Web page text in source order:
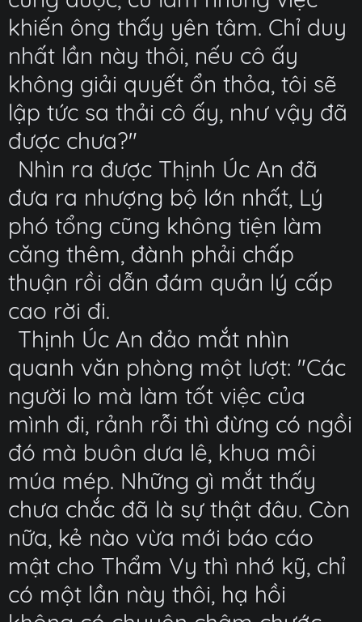
khiến ông thấy yên tâm. Chỉ duy
nhất lần này thôi, nếu cô ấy
không giải quyết ổn thỏa, tôi sẽ
lập tức sa thải cô ấy, như vậy đã
được chưa?"
Nhìn ra được Thịnh Úc An đã
đưa ra nhượng bộ lớn nhất, Lý
phó tổng cũng không tiện làm
căng thêm, đành phải chấp
thuận rồi dẫn đám quản lý cấp
cao rời đi.
Thịnh Úc An đảo mắt nhìn
quanh văn phòng một lượt: "Các
người lo mà làm tốt việc của
mình đi, rảnh rỗi thì đừng có ngồi
đó mà buôn dưa lê, khua môi
múa mép. Những gì mắt thấy
chưa chắc đã là sự thật đâu. Còn
nữa, kẻ nào vừa mới báo cáo
mật cho Thẩm Vy thì nhớ kỹ, chỉ
có một lần này thôi, hạ hồi